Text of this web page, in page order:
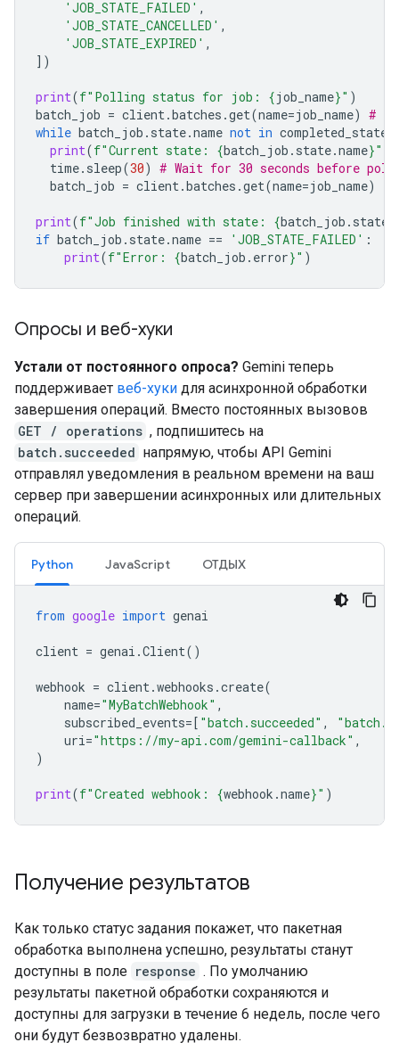
'JOB_STATE_FAILED' ,
'JOB_STATE_CANCELLED' ,
'JOB_STATE_EXPIRED' ,
])
print(f"Polling status for job: {job_name}" )
batch_job = client.batches .get(name=job_name) #
while batch_job . state.name not in completed_states
print(f"Current state: {batch_job . state.name}"
time. sleep(30) # Wait for 30 seconds before
batch_job = client.batches .get(name=job_name)
print(f"Job finished with state: {batch_job . state
if batch_job . state.name == 'JOB_STATE_FAILED' :
print(f"Error: {batch_job . error}" )
Опросы и веб-хуки
Устали от постоянного опроса? Gemini теперь
поддерживает веб-хуки для асинхронной обработки
завершения операций. Вместо постоянных вызовов
GET / operations , подпишитесь на
batch.succeeded напрямую, чтобы API Gemini
отправлял уведомления в реальном времени на ваш
сервер при завершении асинхронных или длительных
операций.
Python JavaScript ОТДЫХ
from google import genai
client = genai .Client()
webhook = client.webhooks .create(
name="MyBatchWebhook" ,
subscribed_events=[ "batch.succeeded" ,
uri="https://my-api.com/gemini-callback" ,
)
print(f"Created webhook: {webhook .name}" )
Получение результатов
Как только статус задания покажет, что пакетная
обработка выполнена успешно, результаты станут
доступны в поле response . По умолчанию
результаты пакетной обработки сохраняются и
доступны для загрузки в течение 6 недель, после чего
они будут безвозвратно удалены.